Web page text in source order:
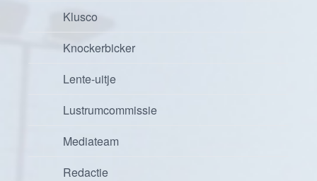
Klusco
Knockerbicker
Lente-uitje
Lustrumcommissie
Mediateam
Redactie